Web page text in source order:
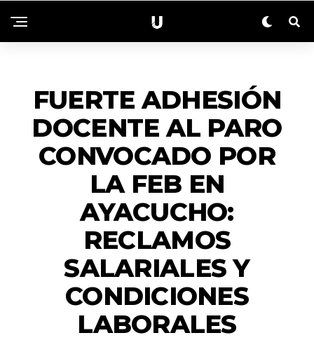
FUERTE ADHESIÓN
DOCENTE AL PARO
CONVOCADO POR
LA FEB EN
AYACUCHO:
RECLAMOS
SALARIALES Y
CONDICIONES
LABORALES